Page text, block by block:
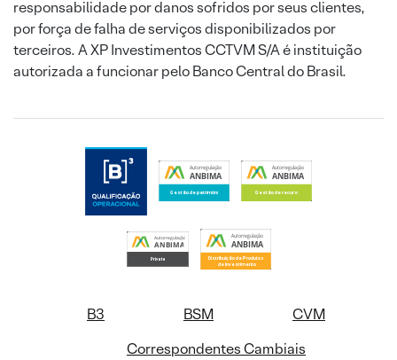
responsabilidade por danos sofridos por seus clientes,
por força de falha de serviços disponibilizados por
terceiros. A XP Investimentos CCTVM S/A é instituição
autorizada a funcionar pelo Banco Central do Brasil.
B3 BSM
CVM
Correspondentes Cambiais